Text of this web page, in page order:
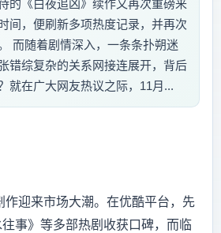
的《白夜追凶》续作又再次重磅来
间，便刷新多项热度记录，并再次
而随着剧情深入，一条条扑朔迷
错综复杂的关系网接连展开，背后
就在广大网友热议之际，11月...
作迎来市场大潮。在优酷平台，先
事》等多部热剧收获口碑，而临